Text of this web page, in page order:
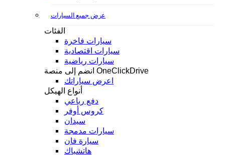
عرض جميع السيارات
الفئات
سيارات فاخرة
سيارات اقتصادية
سيارات رياضية
انضم إلى منصة OneClickDrive
اعرض سياراتك
أنواع الهيكل
دفع رباعي
كروس أوفر
سيدان
سيارات مدمجة
سيارة فان
هاتشباك